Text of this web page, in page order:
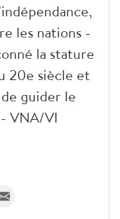
les nations -
la stature
20e siècle et
guider le
VNA/VI